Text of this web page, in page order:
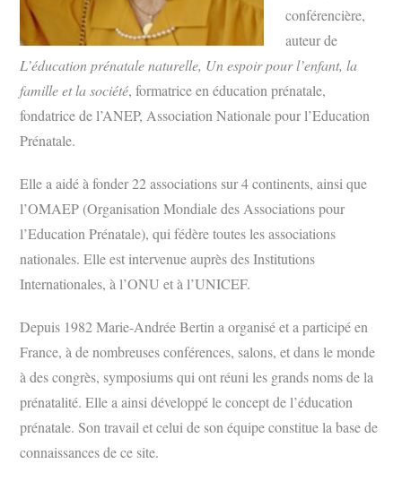
conférencière,
auteur de
L’éducation prénatale naturelle, Un espoir pour l’enfant, la
famille et la société, formatrice en éducation prénatale,
fondatrice de l’ANEP, Association Nationale pour l’Education
Prénatale.
Elle a aidé à fonder 22 associations sur 4 continents, ainsi que
l’OMAEP (Organisation Mondiale des Associations pour
l’Education Prénatale), qui fédère toutes les associations
nationales. Elle est intervenue auprès des Institutions
Internationales, à l’ONU et à l’UNICEF.
Depuis 1982 Marie-Andrée Bertin a organisé et a participé en
France, à de nombreuses conférences, salons, et dans le monde
à des congrès, symposiums qui ont réuni les grands noms de la
prénatalité. Elle a ainsi développé le concept de l’éducation
prénatale. Son travail et celui de son équipe constitue la base de
connaissances de ce site.